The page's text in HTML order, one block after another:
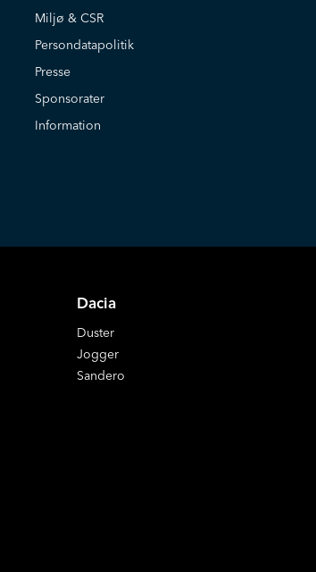
Miljø & CSR
Persondatapolitik
Presse
Sponsorater
Information
Dacia
Duster
Jogger
Sandero